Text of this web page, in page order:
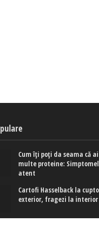
Cum îți poți da seama că
multe proteine:
atent
Cartofi Hasselback la
exterior, fragezi la interior